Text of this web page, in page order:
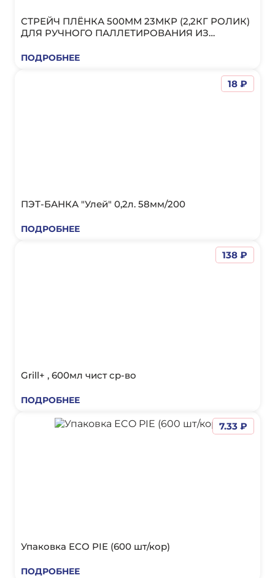
СТРЕЙЧ ПЛЁНКА 500ММ 23МКР (2,2КГ РОЛИК)
ДЛЯ РУЧНОГО ПАЛЛЕТИРОВАНИЯ ИЗ
ПОДРОБНЕЕ
ПЭТ-БАНКА "Улей" 0,2л. 58мм/200
ПОДРОБНЕЕ
18 ₽
Grill+ , 600мл чист ср-во
ПОДРОБНЕЕ
138 ₽
Упаковка ECO PIE (600 шт/кор)
ПОДРОБНЕЕ
7.33 ₽